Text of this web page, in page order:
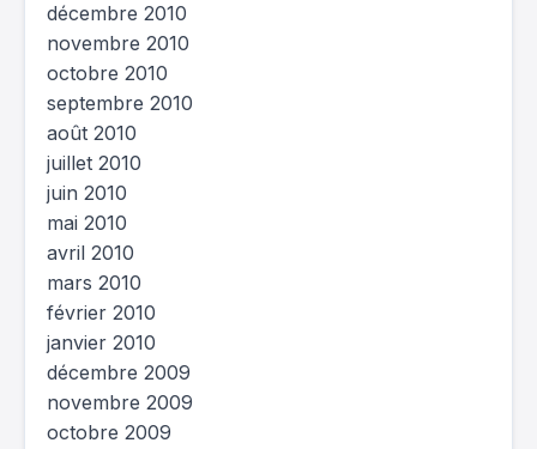
décembre 2010
novembre 2010
octobre 2010
septembre 2010
août 2010
juillet 2010
juin 2010
mai 2010
avril 2010
mars 2010
février 2010
janvier 2010
décembre 2009
novembre 2009
octobre 2009